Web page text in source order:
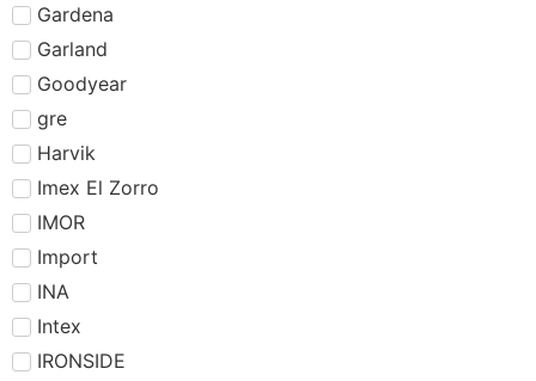
Gardena
Garland
Goodyear
gre
Harvik
Imex El Zorro
IMOR
Import
INA
Intex
IRONSIDE